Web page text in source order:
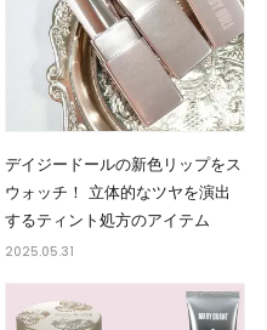
デイジードールの新色リップをス
ウォッチ！ 立体的なツヤを演出
するティント処方のアイテム
2025.05.31